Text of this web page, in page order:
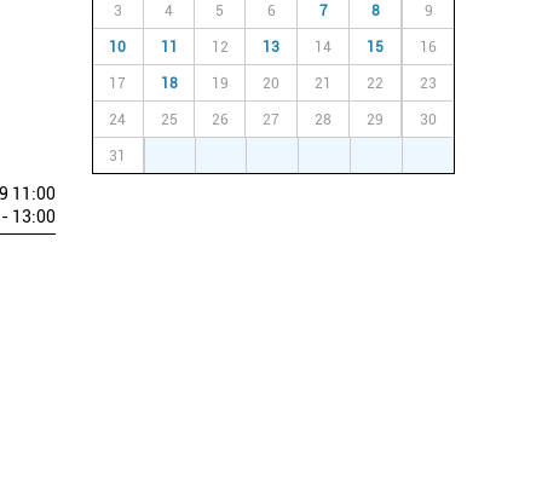
11:00
- 13:00
3 4 5 6 7 8 9
10 11 12 13 14 15 16
17 18 19 20 21 22 23
24 25 26 27 28 29 30
31